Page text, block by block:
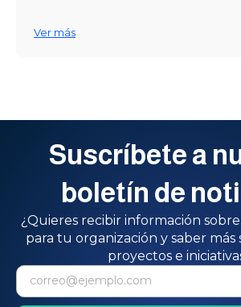
Ver más
Suscríbete a
boletín de
¿Quieres recibir información
para tu organización y saber
proyectos e